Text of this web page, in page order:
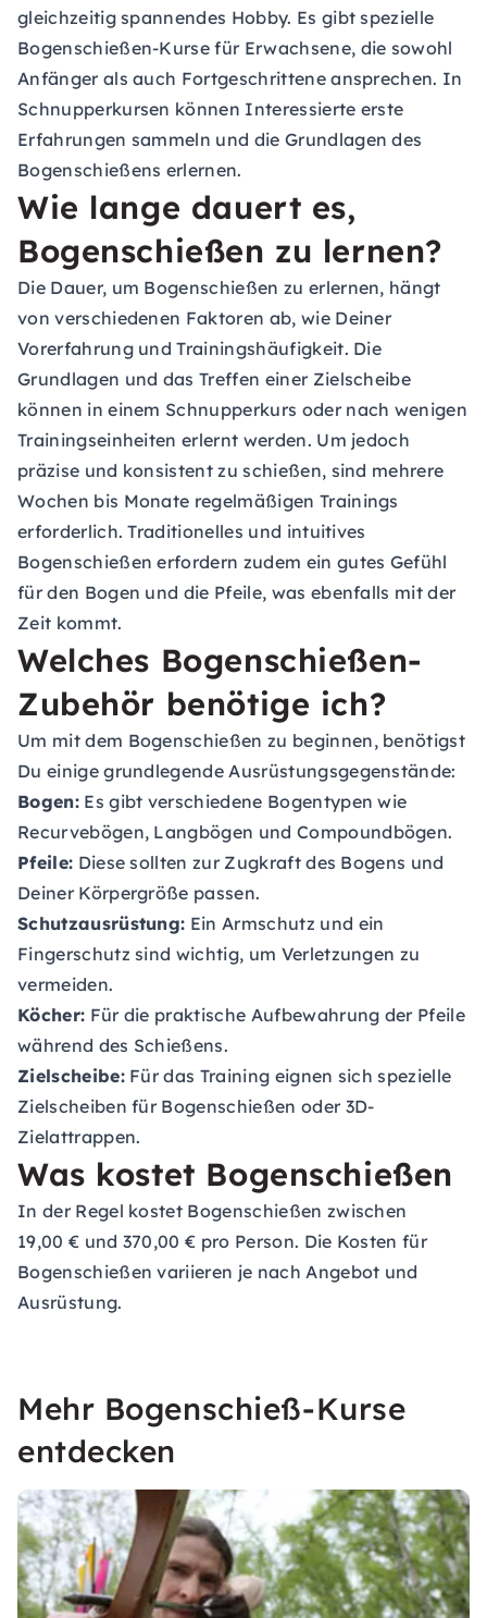
gleichzeitig spannendes Hobby. Es gibt spezielle
Bogenschießen-Kurse für Erwachsene, die sowohl
Anfänger als auch Fortgeschrittene ansprechen. In
Schnupperkursen können Interessierte erste
Erfahrungen sammeln und die Grundlagen des
Bogenschießens erlernen.
Wie lange dauert es,
Bogenschießen zu lernen?
Die Dauer, um Bogenschießen zu erlernen, hängt
von verschiedenen Faktoren ab, wie Deiner
Vorerfahrung und Trainingshäufigkeit. Die
Grundlagen und das Treffen einer Zielscheibe
können in einem Schnupperkurs oder nach wenigen
Trainingseinheiten erlernt werden. Um jedoch
präzise und konsistent zu schießen, sind mehrere
Wochen bis Monate regelmäßigen Trainings
erforderlich. Traditionelles und intuitives
Bogenschießen erfordern zudem ein gutes Gefühl
für den Bogen und die Pfeile, was ebenfalls mit der
Zeit kommt.
Welches Bogenschießen-
Zubehör benötige ich?
Um mit dem Bogenschießen zu beginnen, benötigst
Du einige grundlegende Ausrüstungsgegenstände:
Bogen:Es gibt verschiedene Bogentypen wie
Recurvebögen, Langbögen und Compoundbögen.
Pfeile: Diese sollten zur Zugkraft des Bogens und
Deiner Körpergröße passen.
Schutzausrüstung: Ein Armschutz und ein
Fingerschutz sind wichtig, um Verletzungen zu
vermeiden.
Köcher: Für die praktische Aufbewahrung der Pfeile
während des Schießens.
Zielscheibe:Für das Training eignen sich spezielle
Zielscheiben für Bogenschießen oder 3D-
Zielattrappen.
Was kostet Bogenschießen
In der Regel kostet Bogenschießen zwischen
19,00 € und 370,00 € pro Person. Die Kosten für
Bogenschießen variieren je nach Angebot und
Ausrüstung.
Mehr Bogenschieß-Kurse
entdecken